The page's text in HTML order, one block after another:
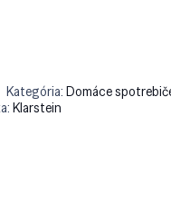
Kategória:Domáce
Klarstein